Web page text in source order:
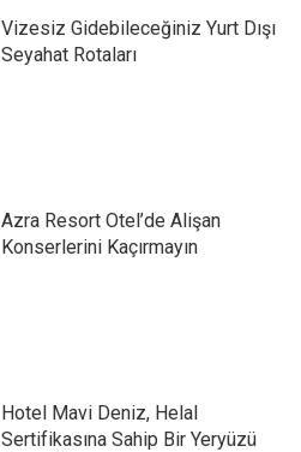
Vizesiz Gidebileceğiniz Yurt Dışı
Seyahat Rotaları
Azra Resort Otel’de Alişan
Konserlerini Kaçırmayın
Hotel Mavi Deniz, Helal
Sertifikasına Sahip Bir Yeryüzü